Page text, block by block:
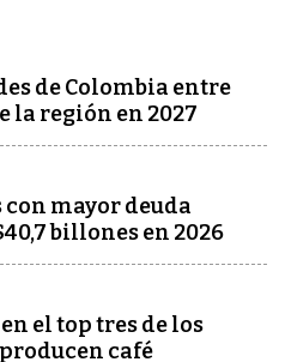
de Colombia entre
la región en 2027
con mayor deuda
billones en 2026
el top tres de los
café